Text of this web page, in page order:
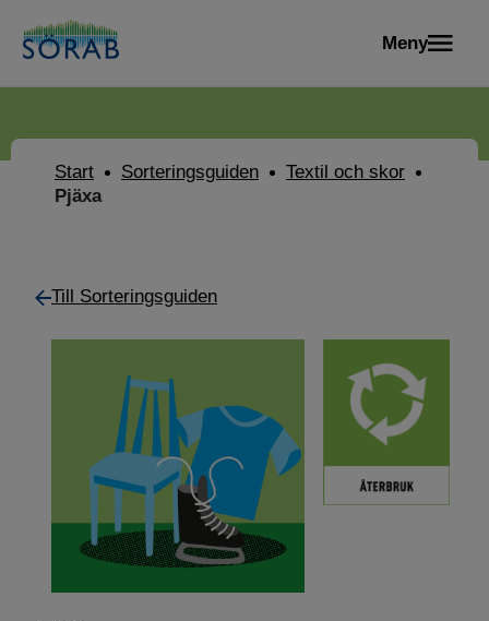
Meny
Start Sorteringsguiden
Textil och skor
Pjäxa
Till Sorteringsguiden